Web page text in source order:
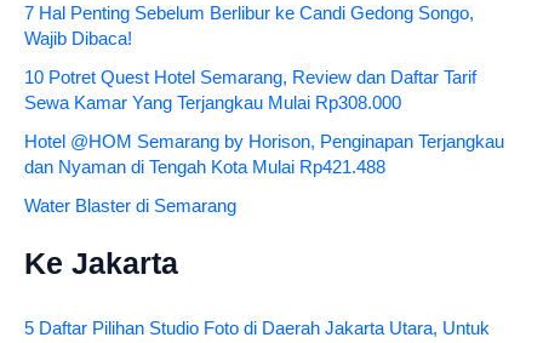
7 Hal Penting Sebelum Berlibur ke Candi Gedong Songo,
Wajib Dibaca!
10 Potret Quest Hotel Semarang, Review dan Daftar Tarif
Sewa Kamar Yang Terjangkau Mulai Rp308.000
Hotel @HOM Semarang by Horison, Penginapan Terjangkau
dan Nyaman di Tengah Kota Mulai Rp421.488
Water Blaster di Semarang
Ke Jakarta
5 Daftar Pilihan Studio Foto di Daerah Jakarta Utara, Untuk